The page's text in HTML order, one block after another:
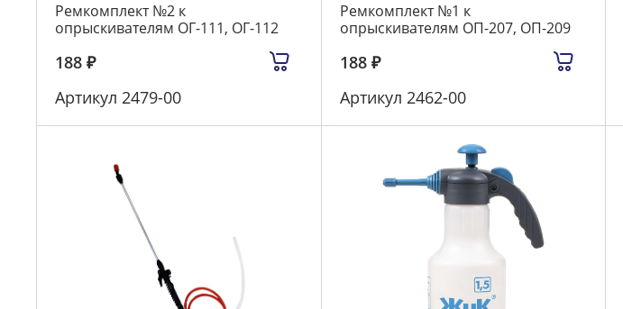
Ремкомплект №2 к
опрыскивателям ОГ-111, ОГ-112
188 ₽
Артикул 2479-00
Ремкомплект №1 к
опрыскивателям ОП-207, ОП-209
188 ₽
Артикул 2462-00